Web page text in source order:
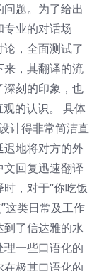
题。为了给出
业的对话场
，全面测试了
，其翻译的流
刻的印象，也
的认识。 具体
计得非常简洁直
地将对方的外
回复迅速翻译
，对于“你吃饭
这类日常及工作
了信达雅的水
一些口语化的
极其口语化的